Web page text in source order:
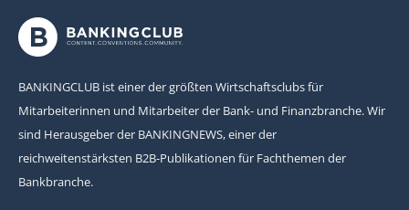
BANKINGCLUB ist einer der größten Wirtschaftsclubs für
Mitarbeiterinnen und Mitarbeiter der Bank- und Finanzbranche. Wir
sind Herausgeber der BANKINGNEWS, einer der
reichweitenstärksten B2B-Publikationen für Fachthemen der
Bankbranche.